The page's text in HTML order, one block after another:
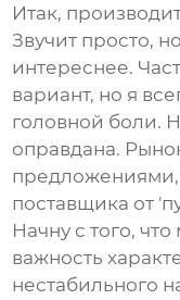
Итак,
Звучит просто,
интереснее.
вариант, но я
головной боли.
оправдана.
предложениями,
поставщика от
Начну с того,
важность
нестабильного